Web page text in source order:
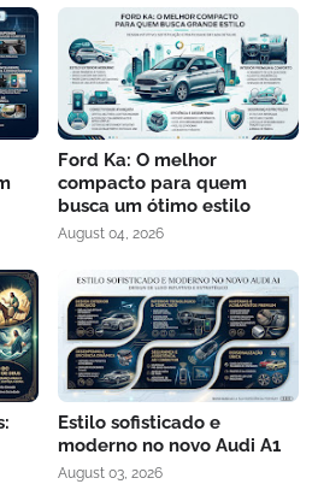
Ford Ka: O melhor
compacto para quem
busca um ótimo estilo
August 04, 2026
Estilo sofisticado e
moderno no novo Audi A1
August 03, 2026